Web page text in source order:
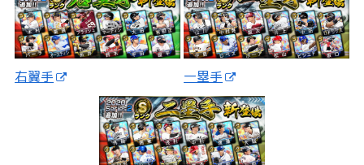
右翼手 一塁手